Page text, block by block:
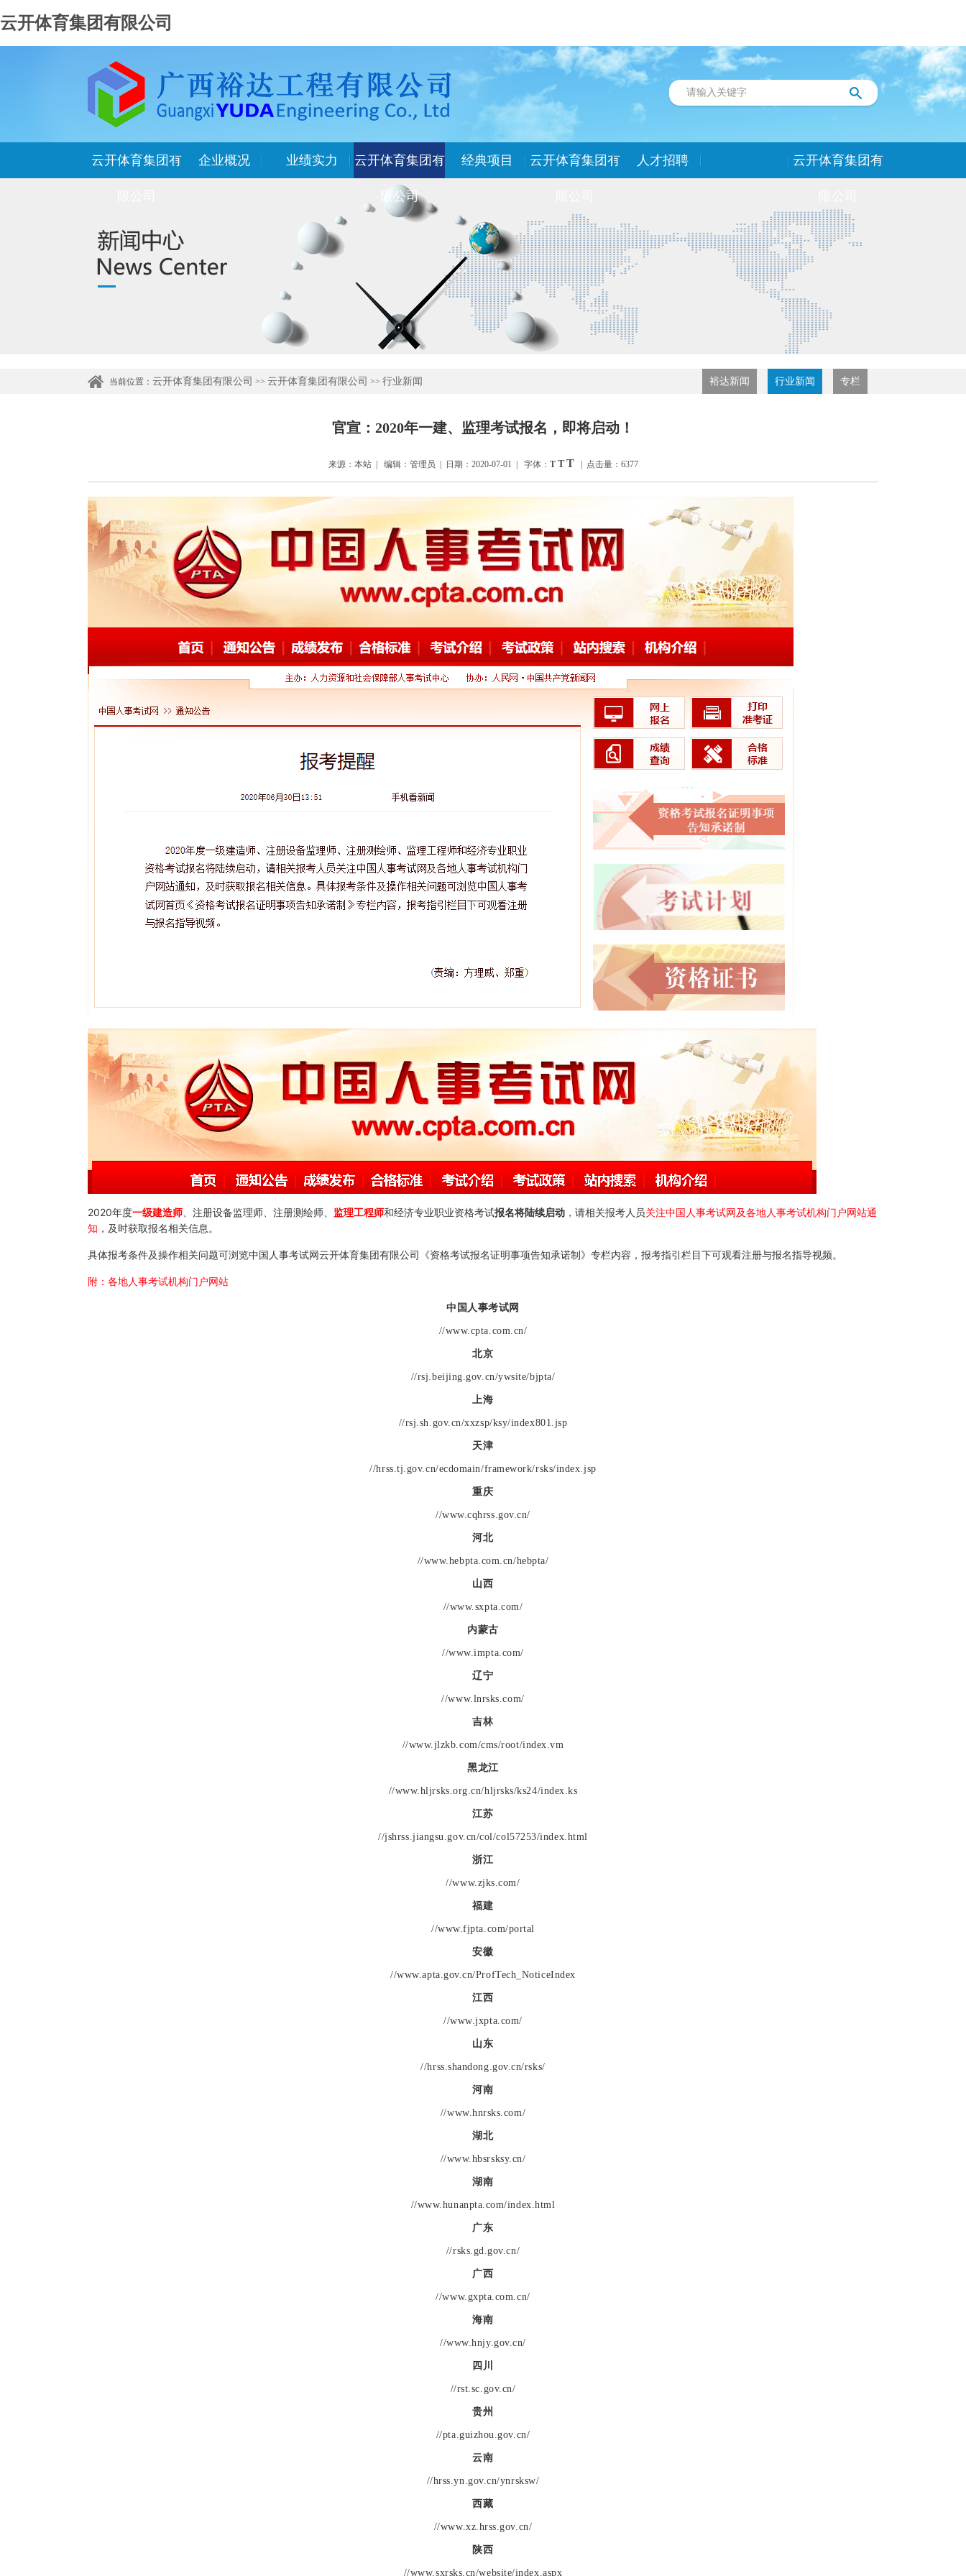
云开体育集团有限公司
云开体育集团有 企业概况 业绩实力 云开体育集团有
限公司
经典项目 云开体育集团有 人才招聘 云开体育集团有
当前位置： 云开体育集团有限公司 >> 云开体育集团有限公司 >> 行业新闻 裕达新闻 行业新闻 专栏
官宣：2020年一建、监理考试报名，即将启动！
来源：本站 | 编辑：管理员 | 日期：2020-07-01 | 字体： T T T| 点击量：6377
2020年度一级建造师 、注册设备监理师、注册测绘师、 监理工程师和经济专业职业资格考试报名将陆续启动 ，请相关报考人员关注中国人事考试网及各地人事考试机构门户网站通
知 ，及时获取报名相关信息。
具体报考条件及操作相关问题可浏览中国人事考试网云开体育集团有限公司《资格考试报名证明事项告知承诺制》专栏内容，报考指引栏目下可观看注册与报名指导视频。
附：各地人事考试机构门户网站
中国人事考试网
//www.cpta.com.cn/
北京
//rsj.beijing.gov.cn/ywsite/bjpta/
上海
//rsj.sh.gov.cn/xxzsp/ksy/index801.jsp
天津
//hrss.tj.gov.cn/ecdomain/framework/rsks/index.jsp
重庆
//www.cqhrss.gov.cn/
河北
//www.hebpta.com.cn/hebpta/
山西
//www.sxpta.com/
内蒙古
//www.impta.com/
辽宁
//www.lnrsks.com/
吉林
//www.jlzkb.com/cms/root/index.vm
黑龙江
//www.hljrsks.org.cn/hljrsks/ks24/index.ks
江苏
//jshrss.jiangsu.gov.cn/col/col57253/index.html
浙江
//www.zjks.com/
福建
//www.fjpta.com/portal
安徽
//www.apta.gov.cn/ProfTech_NoticeIndex
江西
//www.jxpta.com/
山东
//hrss.shandong.gov.cn/rsks/
河南
//www.hnrsks.com/
湖北
//www.hbsrsksy.cn/
湖南
//www.hunanpta.com/index.html
广东
//rsks.gd.gov.cn/
广西
//www.gxpta.com.cn/
海南
//www.hnjy.gov.cn/
四川
//rst.sc.gov.cn/
贵州
//pta.guizhou.gov.cn/
云南
//hrss.yn.gov.cn/ynrsksw/
西藏
//www.xz.hrss.gov.cn/
陕西
//www.sxrsks.cn/website/index.aspx